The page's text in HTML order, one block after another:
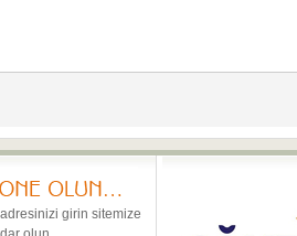
girin sitemize